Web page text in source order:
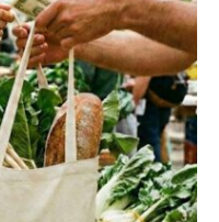
menú
hijo